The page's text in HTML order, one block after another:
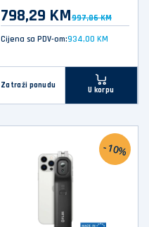
798,29 KM997,86 KM
Cijena sa PDV-om:934,00 KM
Zatraži ponudu
U korpu
-10%